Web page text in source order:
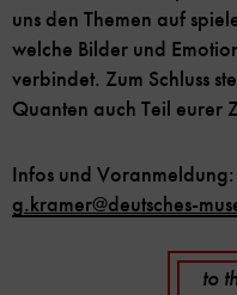
uns den Themen auf
welche Bilder und
verbindet. Zum Schluss
Quanten auch Teil eurer
Infos und
g.kramer@deutsches-
to